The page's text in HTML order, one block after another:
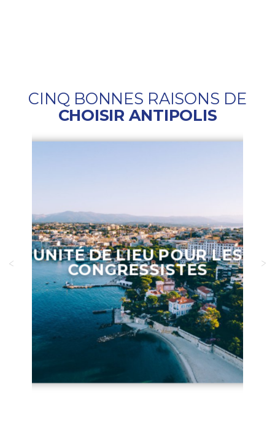
CINQ BONNES RAISONS DE
CHOISIR ANTIPOLIS
UNITÉ DE LIEU POUR LES
CONGRESSISTES